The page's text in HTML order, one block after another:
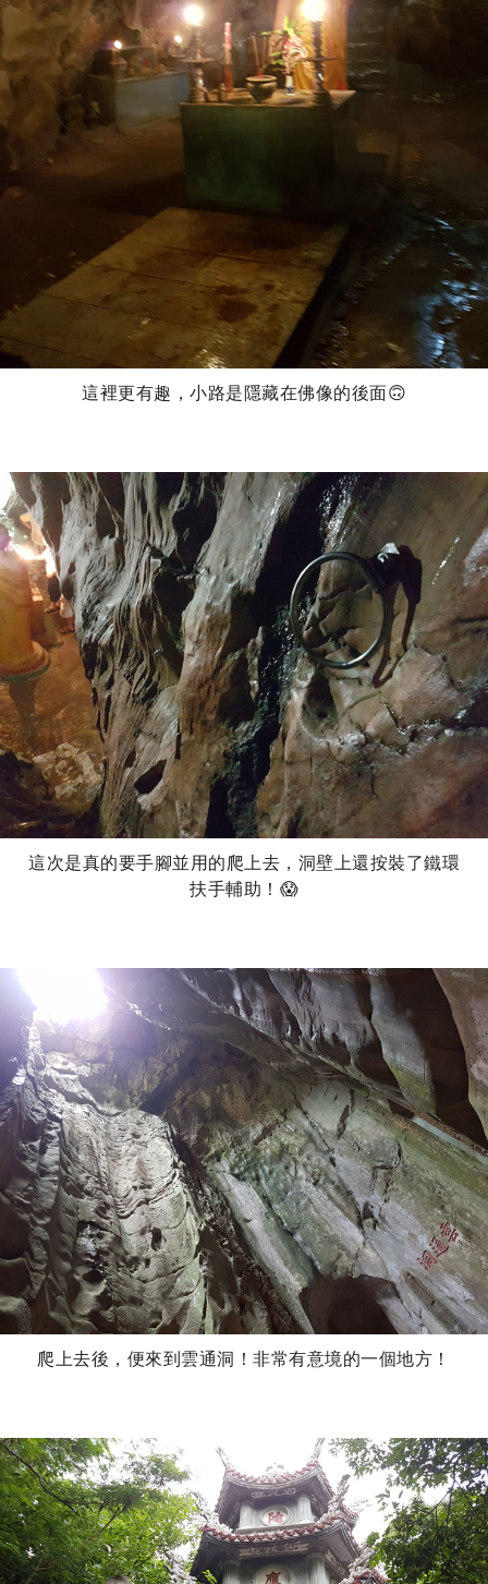
這裡更有趣，小路是隱藏在佛像的後面🙃
這次是真的要手腳並用的爬上去，洞壁上還按裝了鐵環
扶手輔助！😱
爬上去後，便來到雲通洞！非常有意境的一個地方！